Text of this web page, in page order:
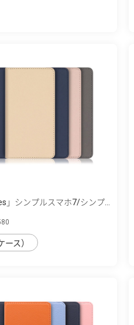
」シンプルスマホ7/シンプ...
ース）